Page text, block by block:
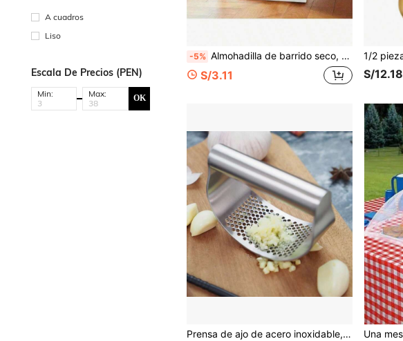
A cuadros
Liso
Escala De Precios (PEN)
Min: Max: OK
-5% Almohadilla de barrido seco, adecuada para robot de barrido - Almohadilla de mopa de polvo desechable, utilizada para fregar y limpiar el suelo, paño de polvo electrostático desechable engrosado, paño de mopa desechable, paño de polvo
S/3.11 S/12.18
Prensa de ajo de acero inoxidable, herramienta manual para picar ajo